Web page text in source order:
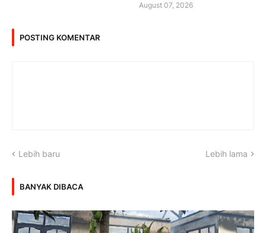
August 07, 2026
POSTING KOMENTAR
Lebih baru Lebih lama
BANYAK DIBACA